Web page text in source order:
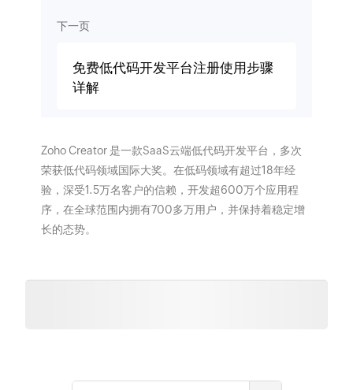
下一页
免费低代码开发平台注册使用步骤
详解
Zoho Creator 是一款SaaS云端低代码开发平台，多次
荣获低代码领域国际大奖。在低码领域有超过18年经
验，深受1.5万名客户的信赖，开发超600万个应用程
序，在全球范围内拥有700多万用户，并保持着稳定增
长的态势。